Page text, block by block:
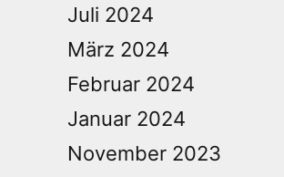
Juli 2024
März 2024
Februar 2024
Januar 2024
November 2023